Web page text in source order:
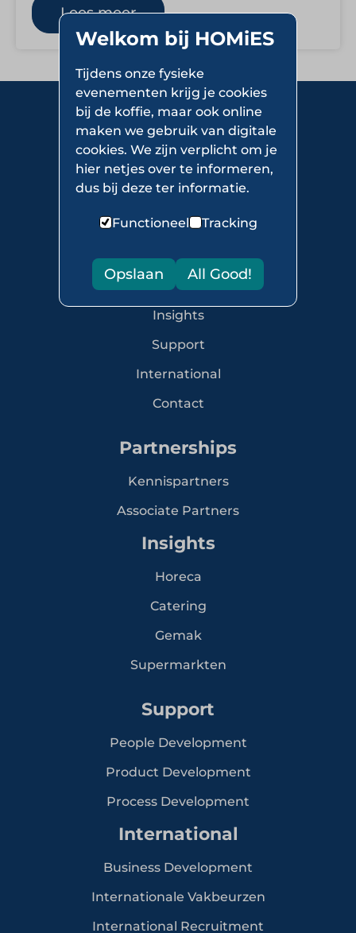
steeds hogere…
Lees meer
Over HOMiES
Netwerk
Lidmaatschappen
Activiteiten
Insights
Support
International
Contact
Partnerships
Kennispartners
Associate Partners
Insights
Horeca
Catering
Gemak
Supermarkten
Support
People Development
Product Development
Process Development
International
Business Development
Internationale Vakbeurzen
International Recruitment
Welkom bij HOMiES
Tijdens onze fysieke
evenementen krijg je cookies
bij de koffie, maar ook online
maken we gebruik van digitale
cookies. We zijn verplicht om je
hier netjes over te informeren,
dus bij deze ter informatie.
Functioneel Tracking
Opslaan All Good!